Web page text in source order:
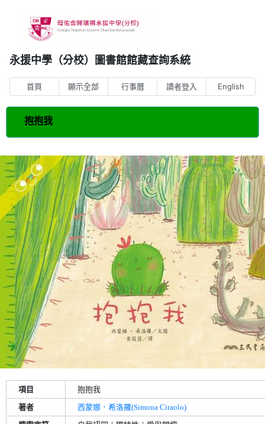
永援中學（分校）圖書館館藏查詢系統
首頁 顯示全部 行事曆 讀者登入 English
抱抱我
項目
抱抱我
著者
西蒙娜．希洛羅(Simona Ciraolo)